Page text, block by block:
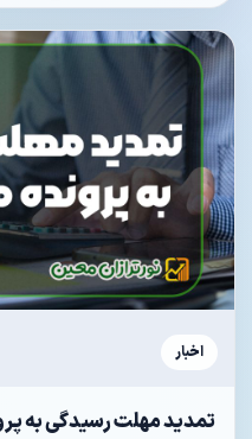
اخبار
تمدید مهلت رسیدگی به